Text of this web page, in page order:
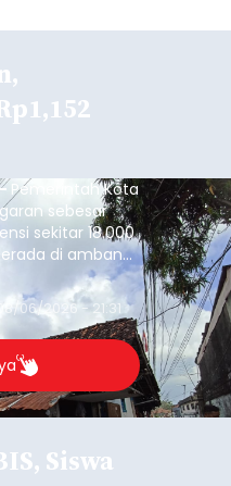
Pemerintah Kota
sebesar
sekitar 18.000
di ambang
ini diambil
berada pada
tidak
08/06/2026 - 21:31
Siswa